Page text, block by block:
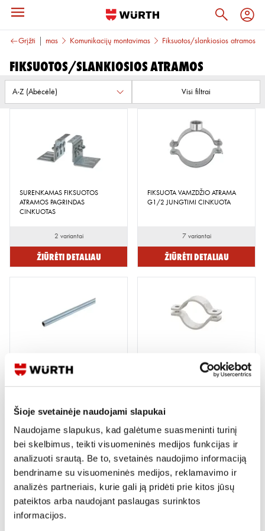
Šioje svetainėje naudojami slapukai
Naudojame slapukus, kad galėtume suasmeninti turinį
bei skelbimus, teikti visuomeninės medijos funkcijas ir
analizuoti srautą. Be to, svetainės naudojimo informaciją
bendriname su visuomeninės medijos, reklamavimo ir
analizės partneriais, kurie gali ją pridėti prie kitos jūsų
pateiktos arba naudojant paslaugas surinktos
informacijos.
Grįžti
montavimas Komunikacijų montavimas Fiksuotos/slankiosios atramos
Fiksuotos/slankiosios atramos
Visi filtrai
SURENKAMAS FIKSUOTOS
ATRAMOS PAGRINDAS
CINKUOTAS
2 variantai
Žiūrėti detaliau
FIKSUOTA VAMZDŽIO ATRAMA
G1/2 JUNGTIMI CINKUOTA
7 variantai
Žiūrėti detaliau
CINKO DANGA
Peržiūrėti
FIKSUOTOS ATRAMOS APKABA
Žiūrėti detaliau
FIKSUOTOS ATRAMOS